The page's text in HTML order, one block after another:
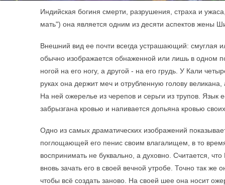
Индийская богиня смерти, разрушения, страха и
мать") она является одним из десяти аспектов жены
Внешний вид ее почти всегда устрашающий: смуглая
обычно изображается обнаженной или лишь в
ногой на его ногу, а другой - на его грудь. У Кали
руках она держит меч и отрубленную голову
На ней ожерелье из черепов и серьги из трупов.
забрызгана кровью и напивается допьяна кровью
Одно из самых драматических изображений
поглощающей его пенис своим влагалищем, в то
воспринимать не буквально, а духовно. Считается,
вновь зачать его в своей вечной утробе. Точно так же
чтобы всё создать заново. На своей шее она носит